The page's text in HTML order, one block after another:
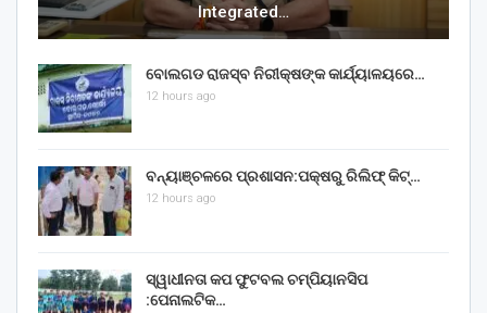
Integrated…
ବୋଲଗଡ ରାଜସ୍ବ ନିରୀକ୍ଷଙ୍କ କାର୍ଯ୍ୟାଳୟରେ…
12 hours ago
ବନ୍ୟାଞ୍ଚଳରେ ପ୍ରଶାସନ:ପକ୍ଷରୁ ରିଲିଫ୍ କିଟ୍…
12 hours ago
ସ୍ୱାଧୀନତା କପ ଫୁଟବଲ ଚମ୍ପିୟାନସିପ
:ପେନାଲଟିକ…